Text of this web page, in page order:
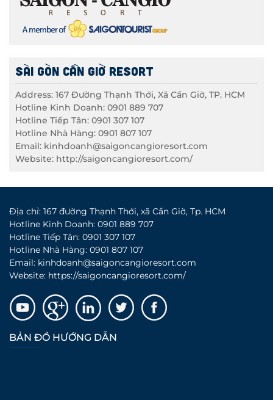
SÀI GÒN CẦN GIỜ RESORT
Address: 167 Đường Thạnh Thới, Xã Cần Giờ, TP. HCM
Hotline Kinh Doanh: 0901 889 707
Hotline Tiếp Tân: 0901 307 107
Hotline Nhà Hàng: 0901 807 107
Email: kinhdoanh@saigoncangioresort.com
Website: http://saigoncangioresort.com/
Địa chỉ: 167 đường Thạnh Thới, xã Cần Giờ, Tp. HCM
Hotline Kinh Doanh: 0901 889 707
Hotline Tiếp Tân: 0901 307 107
Hotline Nhà Hàng: 0901 807 107
Email: kinhdoanh@saigoncangioresort.com
Website: https://saigoncangioresort.com/
BẢN ĐỒ HƯỚNG DẪN